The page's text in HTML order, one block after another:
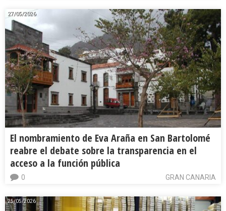
27/05/2026
El nombramiento de Eva Araña en San Bartolomé
reabre el debate sobre la transparencia en el
acceso a la función pública
GRAN CANARIA
0
25/05/2026